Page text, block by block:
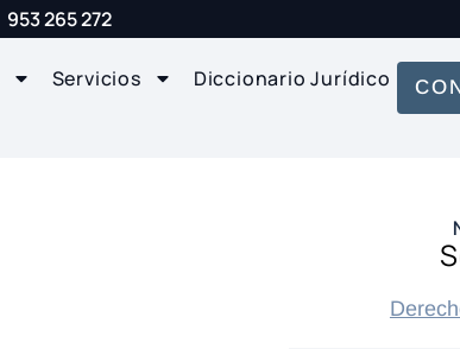
953 265 272
Servicios Diccionario Jurídico